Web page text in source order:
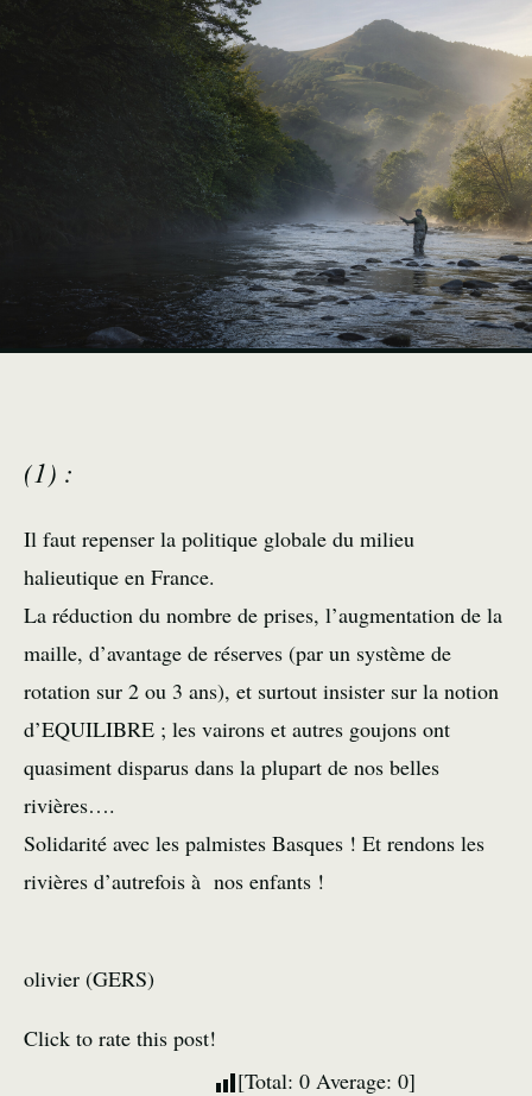
(1) :
Il faut repenser la politique globale du milieu
halieutique en France.
La réduction du nombre de prises, l’augmentation de la
maille, d’avantage de réserves (par un système de
rotation sur 2 ou 3 ans), et surtout insister sur la notion
d’EQUILIBRE ; les vairons et autres goujons ont
quasiment disparus dans la plupart de nos belles
rivières….
Solidarité avec les palmistes Basques ! Et rendons les
rivières d’autrefois à nos enfants !
olivier (GERS)
Click to rate this post!
[Total: 0 Average: 0]